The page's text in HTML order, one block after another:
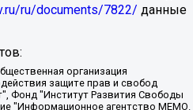
ru/documents/7822/ данные
Алексеевич, Соловьева Елена Анатольевна, Сотников Даниил Владимирович, Сурначева Елизавета Дмитриевна, Автономная некоммерческая организация по защите прав человека и информированию населения "Якутия – Наше Мнение", Общество с ограниченной ответственностью "Москоу диджитал медиа", с 26.01.2023 Общество с ограниченной ответственностью "Чайка Белые сады", Ветошкина Валерия Валерьевна, Заговора Максим Александрович, Межрегиональное общественное движение "Российская ЛГБТ - сеть", Оленичев Максим Владимирович, Павлов Иван Юрьевич, Скворцова Елена Сергеевна, Общество с ограниченной ответственностью "Как бы инагент", Кочетков Игорь Викторович, Общество с ограниченной ответственностью "Честные выборы", Еланчик Олег Александрович, Общество с ограниченной ответственностью "Нобелевский призыв", Гималова Регина Эмилевна, Григорьев Андрей Валерьевич, Григорьева Алина Александровна, Ассоциация по содействию защите прав призывников, альтернативнослужащих и военнослужащих "Правозащитная группа "Гражданин.Армия.Право", Хисамова Регина Фаритовна, Автономная некоммерческая организация по реализации социально-правовых программ "Лилит", Дальневосточное общественное движение "Маяк", Санкт-Петербургская ЛГБТ-инициативная группа "Выход", Инициативная группа ЛГБТ+ "Реверс", Алексеев Андрей Викторович, Бекбулатова Таисия Львовна, Беляев Иван Михайлович, Владыкина Елена Сергеевна, Гельман Марат Александрович, Никульшина Вероника Юрьевна, Толоконникова Надежда Андреевна, Шендерович Виктор Анатольевич, Общество с ограниченной ответственностью "Данное сообщение", Общество с ограниченной ответственностью Издательский дом "Новая глава", Айнбиндер Александра Александровна, Московский комьюнити-центр для ЛГБТ+инициатив, Благотворительный фонд развития филантропии, Deutsche Welle (Германия, Kurt-Schumacher-Strasse 3, 53113 Bonn), Борзунова Мария Михайловна, Воробьев Виктор Викторович, Голубева Анна Львовна, Константинова Алла Михайловна, Малкова Ирина Владимировна, Мурадов Мурад Абдулгалимович, Осетинская Елизавета Николаевна, Понасенков Евгений Николаевич, Ганапольский Матвей Юрьевич, Киселев Евгений Алексеевич, Борухович Ирина Григорьевна, Дремин Иван Тимофеевич, Дубровский Дмитрий Викторович, Красноярская региональная общественная организация поддержки и развития альтернативных образовательных технологий и межкультурных коммуникаций "ИНТЕРРА", Маяковская Екатерина Алексеевна, Фейгин Марк Захарович, Филимонов Андрей Викторович, Дзугкоева Регина Николаевна, Доброхотов Роман Александрович, Дудь Юрий Александрович, Елкин Сергей Владимирович, Кругликов Кирилл Игоревич, Сабунаева Мария Леонидовна, Семенов Алексей Владимирович, Шаинян Карен Багратович, Шульман Екатерина Михайловна, Асафьев Артур Валерьевич, Вахштайн Виктор Семенович, Венедиктов Алексей Алексеевич, Лушникова Екатерина Евгеньевна, Волков Леонид Михайлович, Невзоров Александр Глебович, Пархоменко Сергей Борисович, Сироткин Ярослав Николаевич, Кара-Мурза Владимир Владимирович, Баранова Наталья Владимировна, Гозман Леонид Яковлевич, Кагарлицкий Борис Юльевич, Климарев Михаил Валерьевич, Милов Владимир Станиславович, Автономная некоммерческая организация Краснодарский центр современного искусства "Типография", Моргенштерн Алишер Тагирович, Соболь Любовь Эдуардовна, Общество с ограниченной ответственностью "ЛИЗА НОРМ", Каспаров Гарри Кимович, Ходорковский Михаил Борисович, Общество с ограниченной ответственностью "Апрельские тезисы", Данилович Ирина Брониславовна, Кашин Олег Владимирович, Петров Николай Владимирович, Пивоваров Алексей Владимирович, Соколов Михаил Владимирович, Цветкова Юлия Владимировна, Чичваркин Евгений Александрович, Комитет против пыток/Команда против пыток, Общество с ограниченной ответственностью "Первый научный", Общество с ограниченной ответственностью "Вертолет и ко", Белоцерковская Вероника Борисовна, Кац Максим Евгеньевич, Лазарева Татьяна Юрьевна, Шаведдинов Руслан Табризович, Яшин Илья Валерьевич, Общество с ограниченной ответственностью "Иноагент ААВ", Алешковский Дмитрий Петрович, Альбац Евгения Марковна, Быков Дмитрий Львович, Галямина Юлия Евгеньевна, Лойко Сергей Леонидович, Мартынов Кирилл Константинович, Медведев Сергей Александрович, Крашенинников Федор Геннадиевич, Гордеева Катерина Вл